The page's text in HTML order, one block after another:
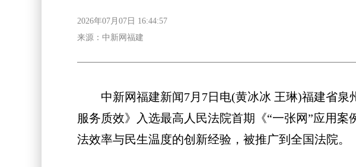
2026年07月07日 16:44:57
来源：中新网福建
中新网福建新闻7月7日电(黄冰冰 王琳)福建省泉
服务质效》入选最高人民法院首期《“一张网”应用
法效率与民生温度的创新经验，被推广到全国法院。